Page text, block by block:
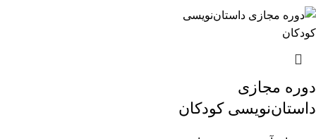
دوره مجازی
داستان‌نویسی کودکان